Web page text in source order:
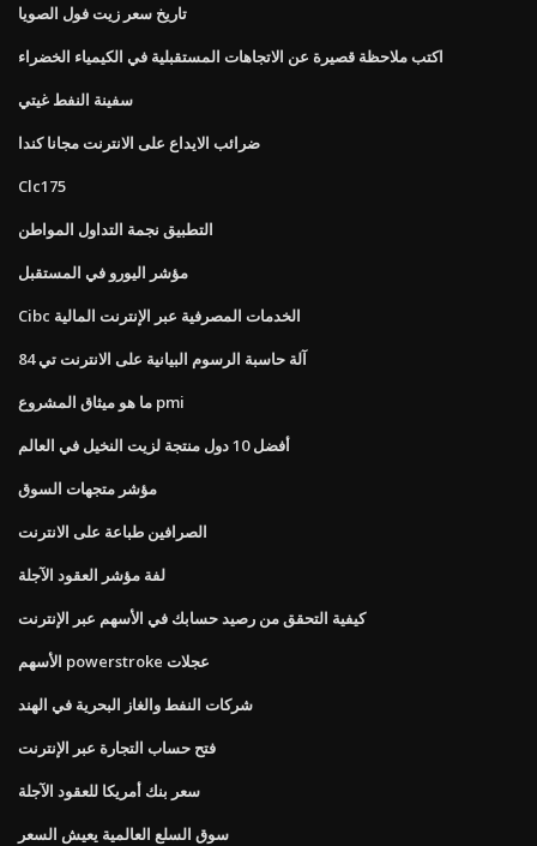
تاريخ سعر زيت فول الصويا
اكتب ملاحظة قصيرة عن الاتجاهات المستقبلية في الكيمياء الخضراء
سفينة النفط غيتي
ضرائب الايداع على الانترنت مجانا كندا
Clc175
التطبيق نجمة التداول المواطن
مؤشر اليورو في المستقبل
Cibc الخدمات المصرفية عبر الإنترنت المالية
آلة حاسبة الرسوم البيانية على الانترنت تي 84
ما هو ميثاق المشروع pmi
أفضل 10 دول منتجة لزيت النخيل في العالم
مؤشر متجهات السوق
الصرافين طباعة على الانترنت
لفة مؤشر العقود الآجلة
كيفية التحقق من رصيد حسابك في الأسهم عبر الإنترنت
الأسهم powerstroke عجلات
شركات النفط والغاز البحرية في الهند
فتح حساب التجارة عبر الإنترنت
سعر بنك أمريكا للعقود الآجلة
سوق السلع العالمية يعيش السعر